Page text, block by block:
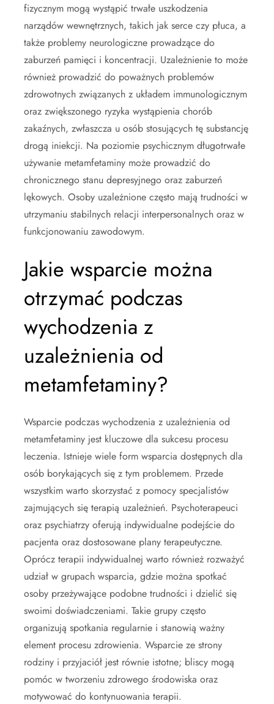
fizycznym mogą wystąpić trwałe uszkodzenia
narządów wewnętrznych, takich jak serce czy płuca, a
także problemy neurologiczne prowadzące do
zaburzeń pamięci i koncentracji. Uzależnienie to może
również prowadzić do poważnych problemów
zdrowotnych związanych z układem immunologicznym
oraz zwiększonego ryzyka wystąpienia chorób
zakaźnych, zwłaszcza u osób stosujących tę substancję
drogą iniekcji. Na poziomie psychicznym długotrwałe
używanie metamfetaminy może prowadzić do
chronicznego stanu depresyjnego oraz zaburzeń
lękowych. Osoby uzależnione często mają trudności w
utrzymaniu stabilnych relacji interpersonalnych oraz w
funkcjonowaniu zawodowym.
Jakie wsparcie można
otrzymać podczas
wychodzenia z
uzależnienia od
metamfetaminy?
Wsparcie podczas wychodzenia z uzależnienia od
metamfetaminy jest kluczowe dla sukcesu procesu
leczenia. Istnieje wiele form wsparcia dostępnych dla
osób borykających się z tym problemem. Przede
wszystkim warto skorzystać z pomocy specjalistów
zajmujących się terapią uzależnień. Psychoterapeuci
oraz psychiatrzy oferują indywidualne podejście do
pacjenta oraz dostosowane plany terapeutyczne.
Oprócz terapii indywidualnej warto również rozważyć
udział w grupach wsparcia, gdzie można spotkać
osoby przeżywające podobne trudności i dzielić się
swoimi doświadczeniami. Takie grupy często
organizują spotkania regularnie i stanowią ważny
element procesu zdrowienia. Wsparcie ze strony
rodziny i przyjaciół jest równie istotne; bliscy mogą
pomóc w tworzeniu zdrowego środowiska oraz
motywować do kontynuowania terapii.